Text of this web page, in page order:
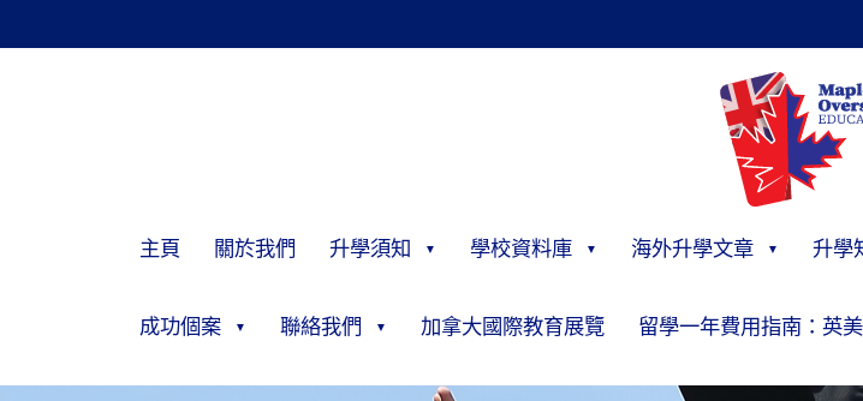
主頁 關於我們 升學須知 學校資料庫 海外升學文章 升學
成功個案 聯絡我們 加拿大國際教育展覽 留學一年費用指南：英